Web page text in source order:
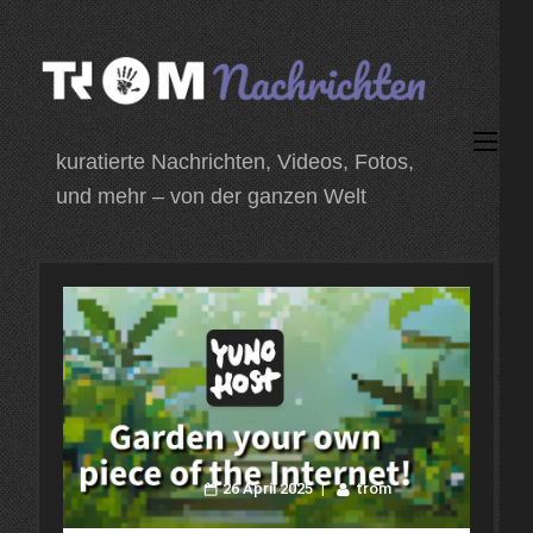
Zum
Inhalt
springen
drücken)
kuratierte Nachrichten, Videos, Fotos,
und mehr – von der ganzen Welt
26 April 2025 trom